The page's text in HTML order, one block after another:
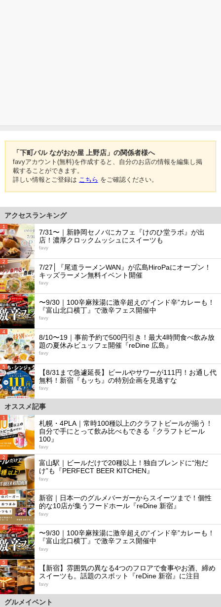
「下町バル ながおか屋 上野店」の関係者様へ
favyアカウント(無料)を作成すると、自分のお店の情報を編集し掲
載することができます。
詳しい情報とご登録は こちら をご確認ください。
アクセスランキング
1
7/31〜｜新静岡セノバにカフェ『けのひ堂ラボ』が出
店！濃厚クロックムッシュにスイーツも
favy
2
7/27│『尾道ラーメンWAN』が広島HiroPaにオープン！
キッズラーメン無料イベント開催
favy
3
〜9/30｜100辛麻辣湯に激辛超えの“インド辛”カレーも！
『富山北口横丁』で激辛フェス開催中
favy
4
8/10〜19｜事前予約で500円引き！最大4時間食べ飲み放
題の夏休みビュッフェ開催『reDine 広島』
favy
5
【8/31まで急遽延長】ビールやサワーが111円！お通し代
無料！新宿『もッち』の特別企画を見逃すな
favy
オススメ記事
1
札幌・4PLA｜常時100種以上のクラフトビールが揃う！
自分で手にとって飲み比べもできる『クラフトビール
100』
favy
2
富山駅｜ビールだけで20種以上！独自ブレンドに“泡だ
け”も『PERFECT BEER KITCHEN』
favy
3
新宿｜日本一のグルメバーガーからスイーツまで！個性
的な10店が集うフードホール『reDine 新宿』
favy
4
〜9/30｜100辛麻辣湯に激辛超えの“インド辛”カレーも！
『富山北口横丁』で激辛フェス開催中
favy
5
【新宿】雰囲気の異なる4つのフロアで食事やお酒、締め
スイーツも。話題のスポット『reDine 新宿』に注目
favy
グルメイベント